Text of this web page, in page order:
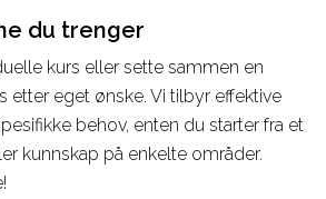
du trenger
kurs eller sette sammen en
etter eget ønske. Vi tilbyr effektive
behov, enten du starter fra et
kunnskap på enkelte områder.